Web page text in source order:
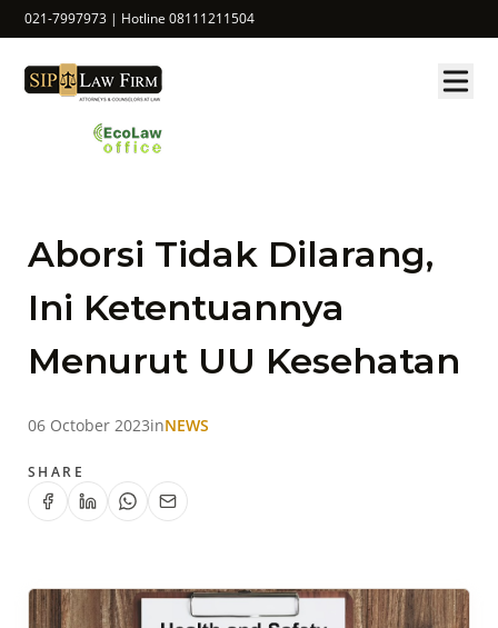
021-7997973 | Hotline 08111211504
Aborsi Tidak Dilarang,
Ini Ketentuannya
Menurut UU Kesehatan
06 October 2023inNEWS
SHARE